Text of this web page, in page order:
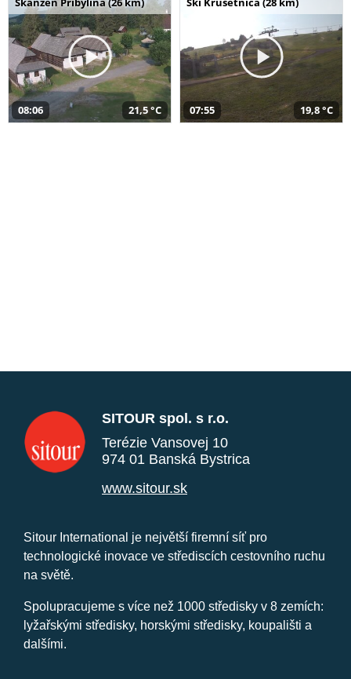
08:06 21,5 °C 07:55 19,8 °C
SITOUR spol. s r.o.
Terézie Vansovej 10
974 01 Banská Bystrica
www.sitour.sk
Sitour International je největší firemní síť pro
technologické inovace ve střediscích cestovního ruchu
na světě.
Spolupracujeme s více než 1000 středisky v 8 zemích:
lyžařskými středisky, horskými středisky, koupališti a
dalšími.